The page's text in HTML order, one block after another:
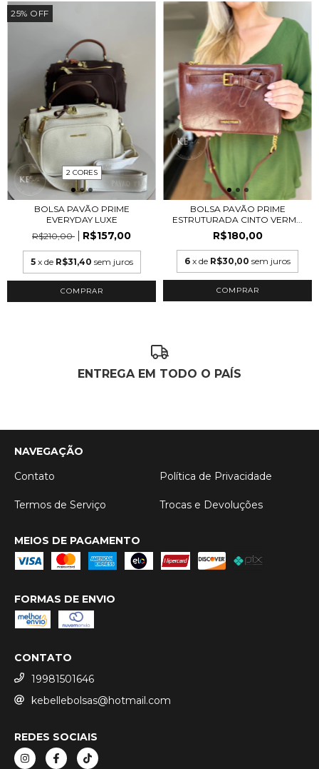
25% OFF
2 CORES
BOLSA PAVÃO PRIME
EVERYDAY LUXE
R$210,00
R$157,00
5 x de R$31,40 sem juros
COMPRAR
BOLSA PAVÃO PRIME
ESTRUTURADA CINTO VERM...
R$180,00
6 x de R$30,00 sem juros
ENTREGA EM TODO O PAÍS
NAVEGAÇÃO
Contato
Política de Privacidade
Termos de Serviço Trocas e Devoluções
MEIOS DE PAGAMENTO
FORMAS DE ENVIO
CONTATO
19981501646
kebellebolsas@hotmail.com
REDES SOCIAIS